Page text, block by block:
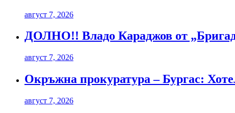
август 7, 2026
ДОЛНО!! Владо Караджов от
август 7, 2026
Окръжна прокуратура – Бургас:
август 7, 2026